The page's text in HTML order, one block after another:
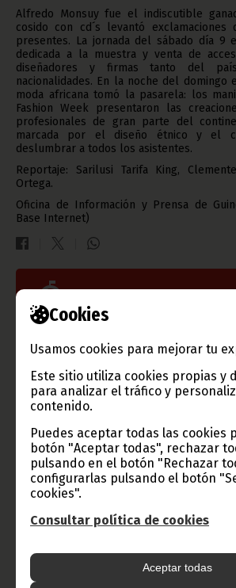
Cookies
Usamos cookies para mejorar tu
Este sitio utiliza cookies propias y
para analizar el tráfico y
contenido.
Puedes aceptar todas las cookies
botón "Aceptar todas", rechazar
pulsando en el botón "Rechazar
configurarlas pulsando el botón
cookies".
Consultar política de cookies
Aceptar todas
Alfredo Monsuy fue el indiscutible
cosido con cd´s levantó
presentes. La jornada del sábado día 9
dedicada a la muestra y venta de
diseñadores y firmas tanto del
nacionalidades. En la noche del
moda africana tomó la pasarela: los
Fashion Week presentaron las
profesionales de gran parte del
marcada por el diseño étnico y el
deslumbrar a todos los asistentes.
Reportaje: Sarilusi Tarifa King,
Ortega.
Oficina de Información y Prensa de
Base Internet)
Información de Guinea
TVGE
Radio Nacional de
Ecuatorial